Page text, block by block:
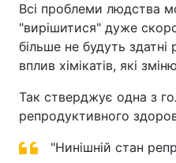
Всі проблеми людства
"вирішитися" дуже
більше не будуть
вплив хімікатів, які
Так стверджує одна з
репродуктивного
"Нинішній стан